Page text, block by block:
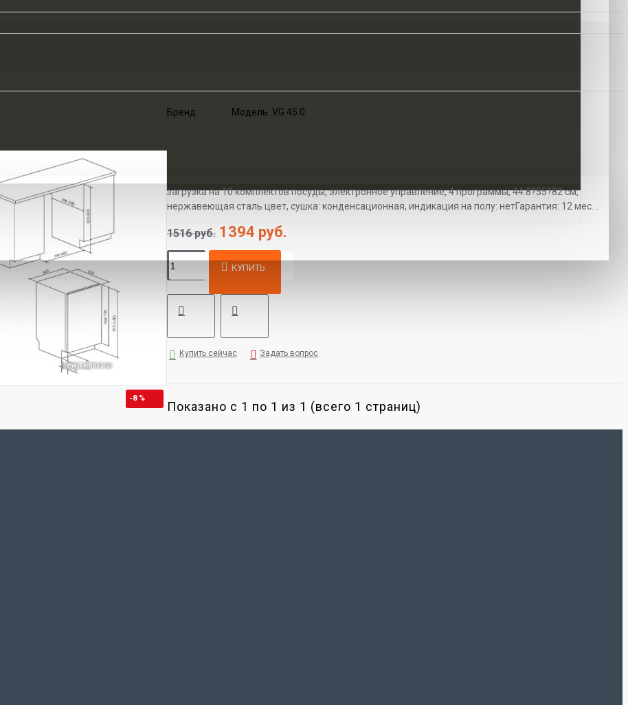
-8 %
Бренд: Модель: VG 45.0
загрузка на 10 комплектов посуды, электронное управление, 4 программы, 44.8?55?82 см,
нержавеющая сталь цвет, сушка: конденсационная, индикация на полу: нетГарантия: 12 мес. ..
1516 руб. 1394 руб.
КУПИТЬ
Купить сейчас Задать вопрос
Показано с 1 по 1 из 1 (всего 1 страниц)